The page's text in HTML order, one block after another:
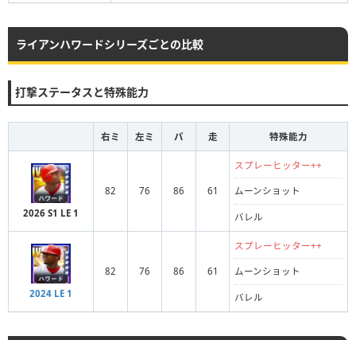
ライアンハワードシリーズごとの比較
打撃ステータスと特殊能力
右ミ 左ミ パ 走 特殊能力
2026 S1 LE 1
82 76 86 61
スプレーヒッター++
ムーンショット
バレル
2024 LE 1
82 76 86 61
スプレーヒッター++
ムーンショット
バレル